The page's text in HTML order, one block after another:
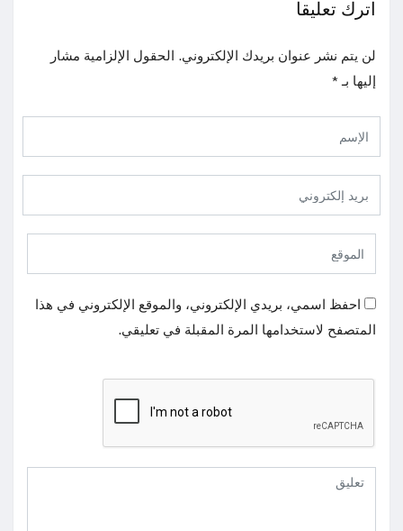
اترك تعليقا
لن يتم نشر عنوان بريدك الإلكتروني. الحقول الإلزامية مشار
إليها بـ *
احفظ اسمي، بريدي الإلكتروني، والموقع الإلكتروني في هذا
المتصفح لاستخدامها المرة المقبلة في تعليقي.